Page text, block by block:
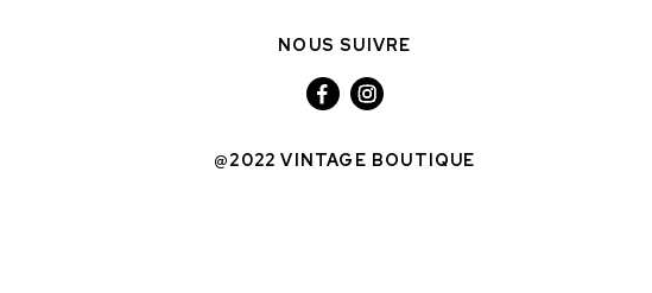
NOUS SUIVRE
@2022 VINTAGE BOUTIQUE